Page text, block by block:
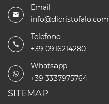
Email
info@dicristofalo.com
Telefono
+39 0916214280
Whatsapp
+39 3337975764
SITEMAP